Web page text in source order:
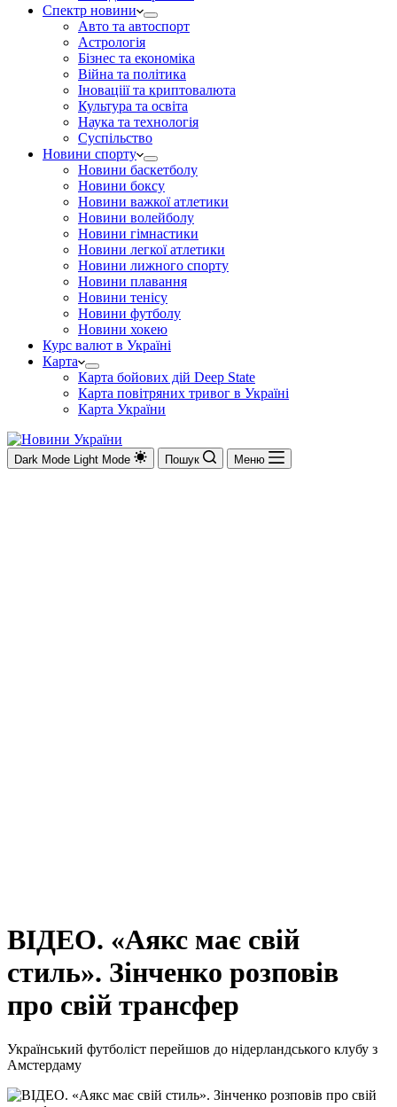
Спектр новини
Авто та автоспорт
Астрологія
Бізнес та економіка
Війна та політика
Іноваціії та криптовалюта
Культура та освіта
Наука та технологія
Суспільство
Новини спорту
Новини баскетболу
Новини боксу
Новини важкої атлетики
Новини волейболу
Новини гімнастики
Новини легкої атлетики
Новини лижного спорту
Новини плавання
Новини тенісу
Новини футболу
Новини хокею
Курс валют в Україні
Карта
Карта бойових дій Deep State
Карта повітряних тривог в Україні
Карта України
Dark Mode Light Mode Пошук Меню
ВІДЕО. «Аякс має свій
стиль». Зінченко розповів
про свій трансфер
Український футболіст перейшов до нідерландського клубу з
Амстердаму